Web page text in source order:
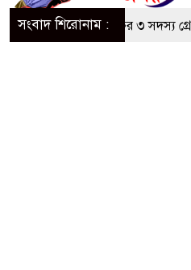
সংবাদ শিরোনাম :
অনলাইন জুয়া চক্রের ৩ সদস্য গ্রেপ্তার